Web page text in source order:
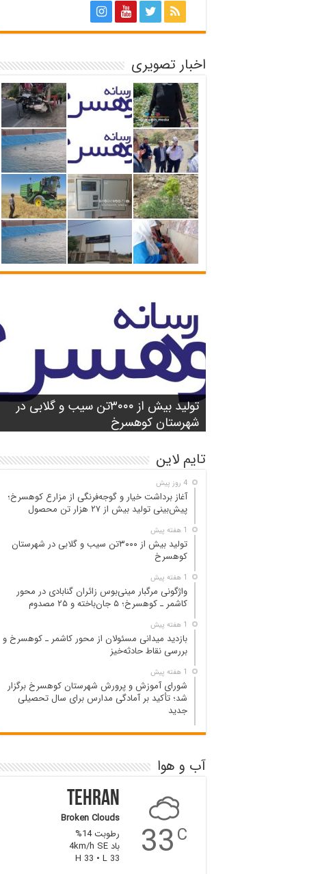
اخبار تصویری
آغاز برداشت خیار و گوجه‌فرنگی از مزارع
کوهسرخ؛ پیش‌بینی تولید بیش از ۲۷ هزار
تن محصول
تولید بیش از ۳۰۰۰تن سیب و گلابی در
شهرستان کوهسرخ
واژگونی مرگبار مینی‌بوس زائران گنابادی
در محور کاشمر ـ کوهسرخ؛ ۵ جان‌باخته و
۲۵ مصدوم
بازدید میدانی مسئولان از محور کاشمر ـ
کوهسرخ و بررسی نقاط حادثه‌خیز
شورای آموزش و پرورش شهرستان
کوهسرخ برگزار شد؛ تأکید بر آمادگی
مدارس برای سال تحصیلی جدید
تایم لاین
4 روز پیش
آغاز برداشت خیار و گوجه‌فرنگی از مزارع کوهسرخ؛
پیش‌بینی تولید بیش از ۲۷ هزار تن محصول
1 هفته پیش
تولید بیش از ۳۰۰۰تن سیب و گلابی در شهرستان
کوهسرخ
1 هفته پیش
واژگونی مرگبار مینی‌بوس زائران گنابادی در محور
کاشمر ـ کوهسرخ؛ ۵ جان‌باخته و ۲۵ مصدوم
1 هفته پیش
بازدید میدانی مسئولان از محور کاشمر ـ کوهسرخ و
بررسی نقاط حادثه‌خیز
1 هفته پیش
شورای آموزش و پرورش شهرستان کوهسرخ برگزار
شد؛ تأکید بر آمادگی مدارس برای سال تحصیلی
جدید
آب و هوا
33C
Tehran
Broken Clouds
رطوبت 14%
باد 4km/h SE
H 33 • L 33